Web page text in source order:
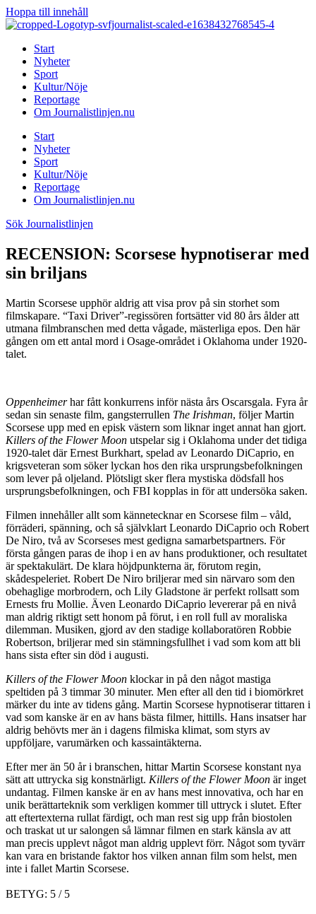
Hoppa till innehåll
Start
Nyheter
Sport
Kultur/Nöje
Reportage
Om Journalistlinjen.nu
Start
Nyheter
Sport
Kultur/Nöje
Reportage
Om Journalistlinjen.nu
Sök Journalistlinjen
RECENSION: Scorsese hypnotiserar med
sin briljans
Martin Scorsese upphör aldrig att visa prov på sin storhet som
filmskapare. “Taxi Driver”-regissören fortsätter vid 80 års ålder att
utmana filmbranschen med detta vågade, mästerliga epos. Den här
gången om ett antal mord i Osage-området i Oklahoma under 1920-
talet.
Oppenheimerhar fått konkurrens inför nästa års Oscarsgala. Fyra år
sedan sin senaste film, gangsterrullen The Irishman, följer Martin
Scorsese upp med en episk västern som liknar inget annat han gjort.
Killers of the Flower Moon utspelar sig i Oklahoma under det tidiga
1920-talet där Ernest Burkhart, spelad av Leonardo DiCaprio, en
krigsveteran som söker lyckan hos den rika ursprungsbefolkningen
som lever på oljeland. Plötsligt sker flera mystiska dödsfall hos
ursprungsbefolkningen, och FBI kopplas in för att undersöka saken.
Filmen innehåller allt som kännetecknar en Scorsese film – våld,
förräderi, spänning, och så självklart Leonardo DiCaprio och Robert
De Niro, två av Scorseses mest gedigna samarbetspartners. För
första gången paras de ihop i en av hans produktioner, och resultatet
är spektakulärt. De klara höjdpunkterna är, förutom regin,
skådespeleriet. Robert De Niro briljerar med sin närvaro som den
obehaglige morbrodern, och Lily Gladstone är perfekt rollsatt som
Ernests fru Mollie. Även Leonardo DiCaprio levererar på en nivå
man aldrig riktigt sett honom på förut, i en roll full av moraliska
dilemman. Musiken, gjord av den stadige kollaboratören Robbie
Robertson, briljerar med sin stämningsfullhet i vad som kom att bli
hans sista efter sin död i augusti.
Killers of the Flower Moon klockar in på den något mastiga
speltiden på 3 timmar 30 minuter. Men efter all den tid i biomörkret
märker du inte av tidens gång. Martin Scorsese hypnotiserar tittaren i
vad som kanske är en av hans bästa filmer, hittills. Hans insatser har
aldrig behövts mer än i dagens filmiska klimat, som styrs av
uppföljare, varumärken och kassaintäkterna.
Efter mer än 50 år i branschen, hittar Martin Scorsese konstant nya
sätt att uttrycka sig konstnärligt. Killers of the Flower Moon är inget
undantag. Filmen kanske är en av hans mest innovativa, och har en
unik berättarteknik som verkligen kommer till uttryck i slutet. Efter
att eftertexterna rullat färdigt, och man rest sig upp från biostolen
och traskat ut ur salongen så lämnar filmen en stark känsla av att
man precis upplevt något man aldrig upplevt förr. Något som tyvärr
kan vara en bristande faktor hos vilken annan film som helst, men
inte i fallet Martin Scorsese.
BETYG: 5 / 5